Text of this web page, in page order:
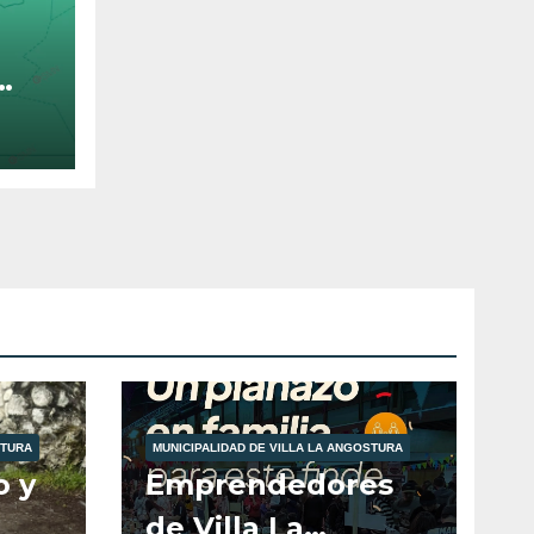
y
MUNICIPALIDAD DE VILLA LA ANGOSTURA
Emprendedores